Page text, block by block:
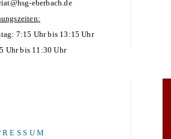
eberbach.de
7:15 Uhr bis 13:15 Uhr
Uhr bis 11:30 Uhr
R E S S U M